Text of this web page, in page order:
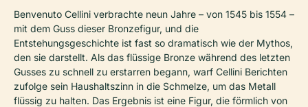
Benvenuto Cellini verbrachte neun Jahre – von 1545 bis 1554 –
mit dem Guss dieser Bronzefigur, und die
Entstehungsgeschichte ist fast so dramatisch wie der Mythos,
den sie darstellt. Als das flüssige Bronze während des letzten
Gusses zu schnell zu erstarren begann, warf Cellini Berichten
zufolge sein Haushaltszinn in die Schmelze, um das Metall
flüssig zu halten. Das Ergebnis ist eine Figur, die förmlich von